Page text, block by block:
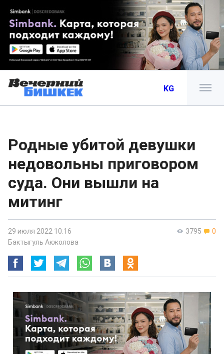
KG
Родные убитой девушки
недовольны приговором
суда. Они вышли на
митинг
3795 0
29 июля 2022 10:16
Бактыгуль Акжолова